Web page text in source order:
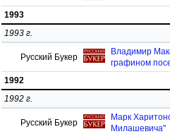
1993
1993 г.
Русский Букер
Владимир
графином
1992
1992 г.
Русский Букер
Марк
Милашевича"